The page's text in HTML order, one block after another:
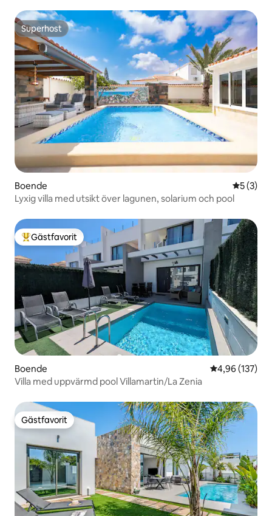
Superhost
Superhost
Boende 5 av 5 i
5 (3)
Lyxig villa med utsikt över lagunen, solarium och pool
Populär gästfavorit
Gästfavorit
Boende 4,96 av 5 i
4,96 (137)
Villa med uppvärmd pool Villamartin/La Zenia
Gästfavorit
Gästfavorit